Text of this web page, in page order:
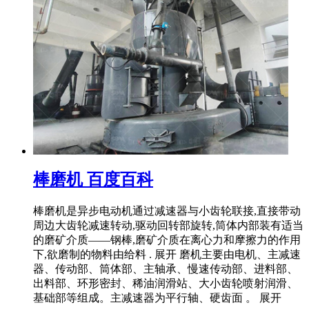
棒磨机 百度百科
棒磨机是异步电动机通过减速器与小齿轮联接,直接带动
周边大齿轮减速转动,驱动回转部旋转,筒体内部装有适当
的磨矿介质——钢棒,磨矿介质在离心力和摩擦力的作用
下,欲磨制的物料由给料 . 展开 磨机主要由电机、主减速
器、传动部、筒体部、主轴承、慢速传动部、进料部、
出料部、环形密封、稀油润滑站、大小齿轮喷射润滑、
基础部等组成。主减速器为平行轴、硬齿面 。 展开